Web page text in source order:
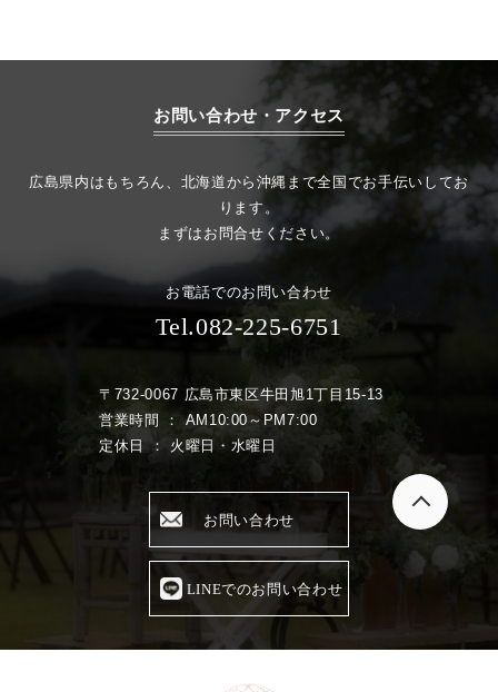
お問い合わせ・アクセス
広島県内はもちろん、北海道から沖縄まで全国でお手伝いしてお
ります。
まずはお問合せください。
お電話でのお問い合わせ
Tel.082-225-6751
〒732-0067 広島市東区牛田旭1丁目15-13
営業時間 ： AM10:00～PM7:00
定休日 ： 火曜日・水曜日
お問い合わせ
LINEでのお問い合わせ